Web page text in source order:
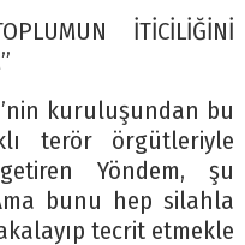
İTİCİLİĞİNİ
kuruluşundan bu
terör örgütleriyle
Yöndem, şu
bunu hep silahla
tecrit etmekle